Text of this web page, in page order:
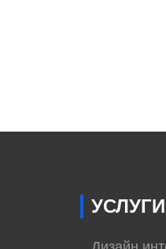
УСЛУГИ